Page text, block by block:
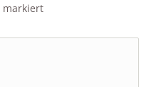
markiert